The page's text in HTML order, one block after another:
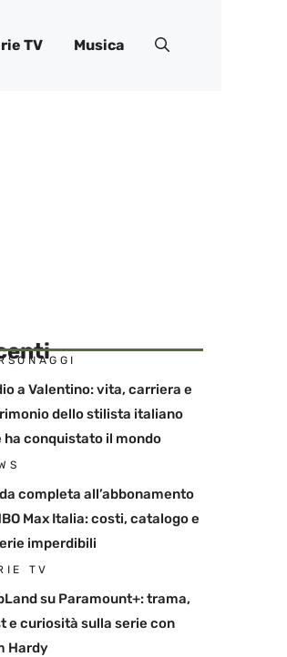
TV Musica
a Valentino: vita, carriera e
dello stilista italiano
ha conquistato il mondo
completa all’abbonamento
Max Italia: costi, catalogo e
imperdibili
TV
su Paramount+: trama,
e curiosità sulla serie con
Hardy